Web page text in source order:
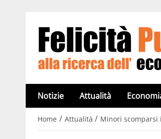
Notizie Attualità
Home / Attualità / Minori scomparsi